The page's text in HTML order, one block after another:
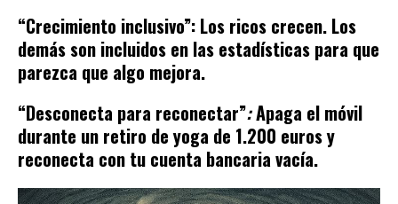
“Crecimiento inclusivo”: Los ricos crecen. Los
demás son incluidos en las estadísticas para que
parezca que algo mejora.
“Desconecta para reconectar”:Apaga el móvil
durante un retiro de yoga de 1.200 euros y
reconecta con tu cuenta bancaria vacía.